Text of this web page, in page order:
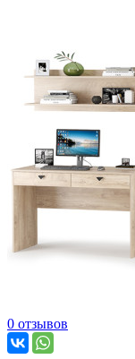
0 отзывов